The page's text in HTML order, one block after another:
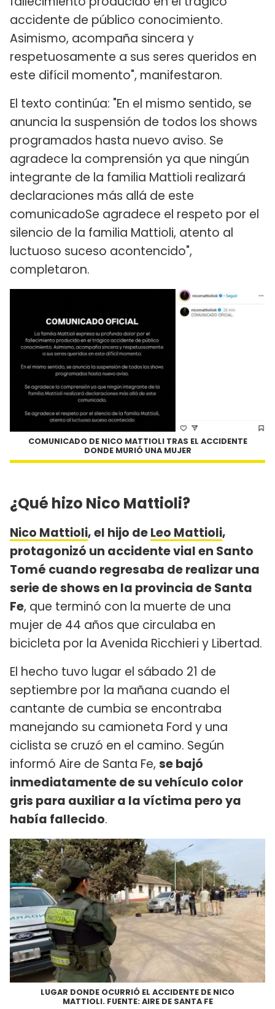
accidente de público conocimiento.
Asimismo, acompaña sincera y
respetuosamente a sus seres queridos en
este difícil momento", manifestaron.
El texto continúa: "En el mismo sentido, se
anuncia la suspensión de todos los shows
programados hasta nuevo aviso. Se
agradece la comprensión ya que ningún
integrante de la familia Mattioli realizará
declaraciones más allá de este
comunicadoSe agradece el respeto por el
silencio de la familia Mattioli, atento al
luctuoso suceso acontencido",
completaron.
COMUNICADO DE NICO MATTIOLI TRAS EL ACCIDENTE
DONDE MURIÓ UNA MUJER
¿Qué hizo Nico Mattioli?
Nico Mattioli, el hijo deLeo Mattioli,
protagonizó un accidente vial en Santo
Tomé cuando regresaba de realizar una
serie de shows en la provincia de Santa
Fe, que terminó con la muerte de una
mujer de 44 años que circulaba en
bicicleta por la Avenida Ricchieri y Libertad.
El hecho tuvo lugar el sábado 21 de
septiembre por la mañana cuando el
cantante de cumbia se encontraba
manejando su camioneta Ford y una
ciclista se cruzó en el camino. Según
informó Aire de Santa Fe, se bajó
inmediatamente de su vehículo color
gris para auxiliar a la víctima pero ya
había fallecido.
LUGAR DONDE OCURRIÓ EL ACCIDENTE DE NICO
MATTIOLI. FUENTE: AIRE DE SANTA FE